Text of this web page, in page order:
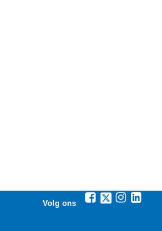
Volg ons